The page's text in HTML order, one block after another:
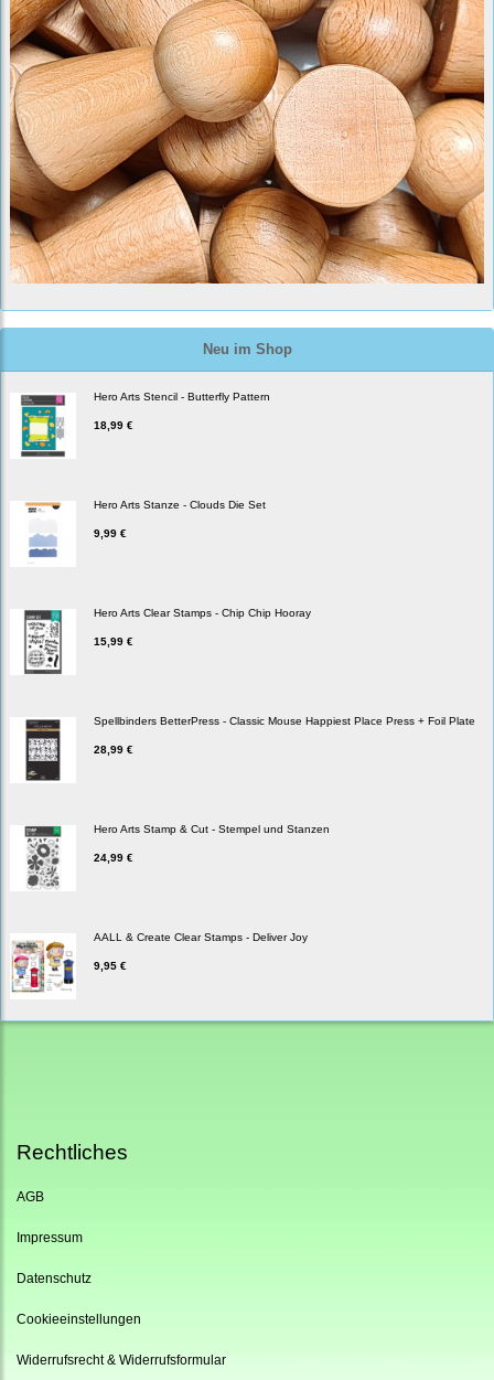
Neu im Shop
Hero Arts Stencil - Butterfly Pattern
18,99 €
Hero Arts Stanze - Clouds Die Set
9,99 €
Hero Arts Clear Stamps - Chip Chip Hooray
15,99 €
Spellbinders BetterPress - Classic Mouse Happiest Place Press + Foil Plate
28,99 €
Hero Arts Stamp & Cut - Stempel und Stanzen
24,99 €
AALL & Create Clear Stamps - Deliver Joy
9,95 €
Rechtliches
AGB
Impressum
Datenschutz
Cookieeinstellungen
Widerrufsrecht & Widerrufsformular